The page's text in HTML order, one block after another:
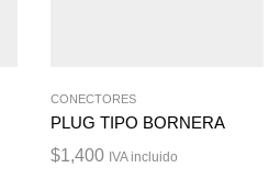
CONECTORES
PLUG TIPO BORNERA
$1,400 IVA incluido